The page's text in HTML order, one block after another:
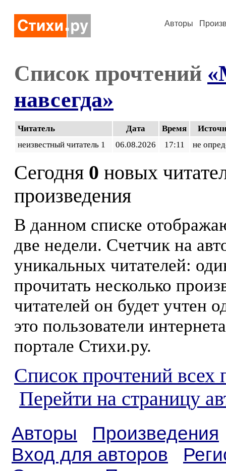
Авторы
Список прочтений
навсегда»
Читатель Дата Время
неизвестный читатель 1
06.08.2026 17:11 не
Сегодня 0 новых
произведения
В данном списке
две недели. Счетчик на
уникальных читателей:
прочитать несколько
читателей он будет учтен
это пользователи
портале Стихи.ру.
Список прочтений всех
Перейти на страницу
Авторы
Произведения
Вход для авторов